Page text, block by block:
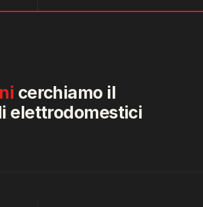
cerchiamo il
elettrodomestici